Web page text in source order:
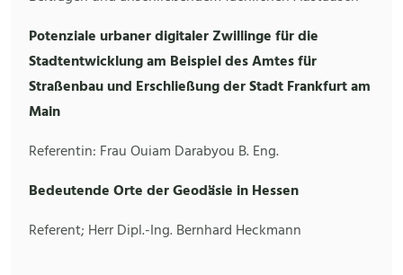
Potenziale urbaner digitaler Zwillinge für die
Stadtentwicklung am Beispiel des Amtes für
Straßenbau und Erschließung der Stadt Frankfurt am
Main
Referentin: Frau Ouiam Darabyou B. Eng.
Bedeutende Orte der Geodäsie in Hessen
Referent; Herr Dipl.-Ing. Bernhard Heckmann